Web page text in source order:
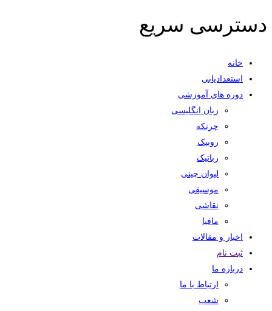
دسترسی سریع
خانه
استعدادیابی
دوره های آموزشی
زبان انگلیسی
چرتکه
روبیک
رباتیک
لیوان چینی
موسیقی
نقاشی
مافیا
اخبار و مقالات
ثبت نام
درباره ما
ارتباط با ما
شعب